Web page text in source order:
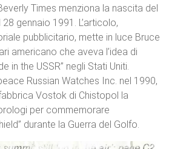
Times menziona la nascita del
gennaio 1991. L’articolo,
pubblicitario, mette in luce Bruce
americano che aveva l’idea di
in the USSR” negli Stati Uniti.
Russian Watches Inc. nel 1990,
Vostok di Chistopol la
per commemorare
durante la Guerra del Golfo.